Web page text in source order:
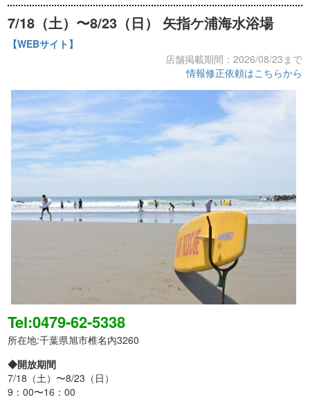
7/18（土）〜8/23（日） 矢指ケ浦海水浴場
【WEBサイト】
店舗掲載期間：2026/08/23まで
情報修正依頼はこちらから
Tel:0479-62-5338
所在地:千葉県旭市椎名内3260
◆開放期間
7/18（土）〜8/23（日）
9：00〜16：00